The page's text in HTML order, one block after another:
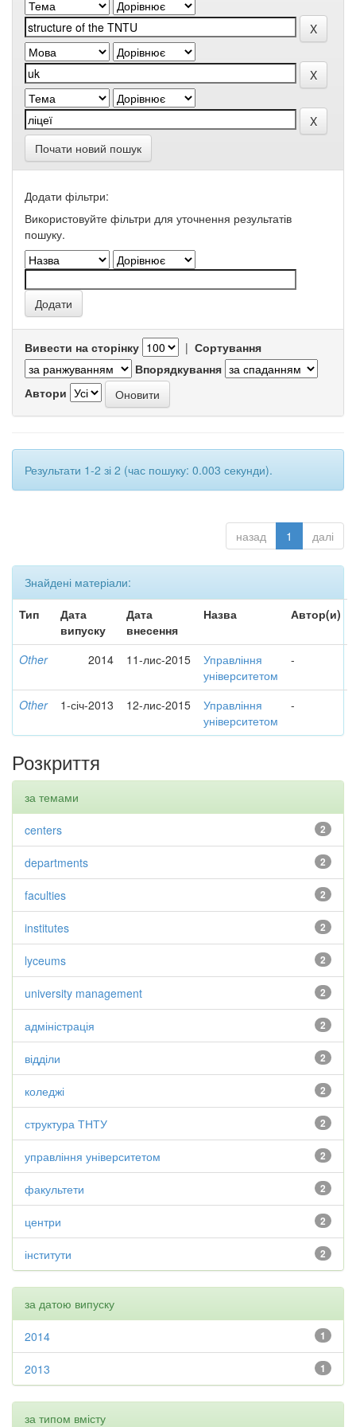
Почати новий пошук
Додати фільтри:
Використовуйте фільтри для уточнення результатів
пошуку.
Вивести на сторінку | Сортування
Впорядкування
Автори
Результати 1-2 зі 2 (час пошуку: 0.003 секунди).
назад 1 далі
Знайдені матеріали:
Тип
Дата
випуску
Дата
внесення
Назва Автор(и)
Other 2014 11-лис-2015
Управління
університетом
-
Other 1-січ-2013 12-лис-2015
Управління
університетом
-
Розкриття
за темами
2
centers
2
departments
2
faculties
2
institutes
2
lyceums
2
university management
2
адміністрація
2
відділи
2
коледжі
2
структура ТНТУ
2
управління університетом
2
факультети
2
центри
2
інститути
за датою випуску
1
2014
1
2013
за типом вмісту